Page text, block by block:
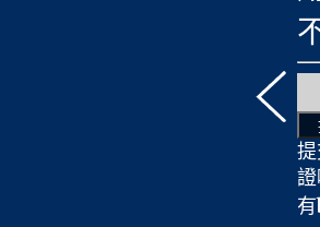
不再錯
提交後，不要
有blogger賬